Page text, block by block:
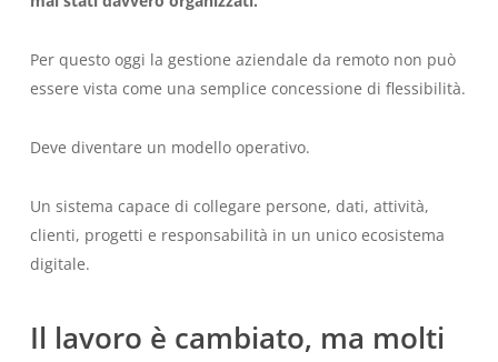
Per questo oggi la gestione aziendale da remoto non può
essere vista come una semplice concessione di flessibilità.
Deve diventare un modello operativo.
Un sistema capace di collegare persone, dati, attività,
clienti, progetti e responsabilità in un unico ecosistema
digitale.
Il lavoro è cambiato, ma molti